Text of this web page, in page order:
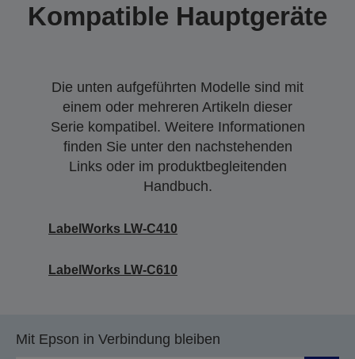
Kompatible Hauptgeräte
Die unten aufgeführten Modelle sind mit
einem oder mehreren Artikeln dieser
Serie kompatibel. Weitere Informationen
finden Sie unter den nachstehenden
Links oder im produktbegleitenden
Handbuch.
LabelWorks LW-C410
LabelWorks LW-C610
Mit Epson in Verbindung bleiben